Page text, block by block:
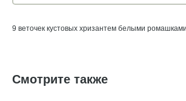
9 веточек кустовых хризантем белыми
Смотрите также